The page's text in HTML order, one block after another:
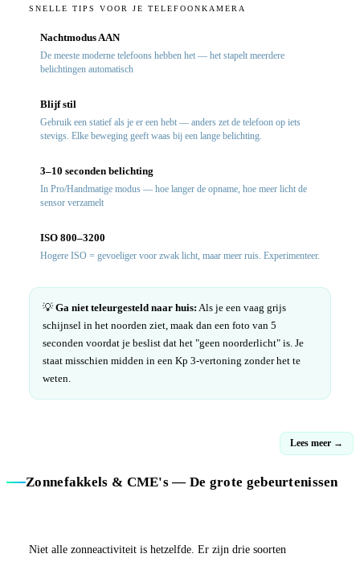
SNELLE TIPS VOOR JE TELEFOONKAMERA
Nachtmodus AAN
De meeste moderne telefoons hebben het — het stapelt meerdere
belichtingen automatisch
Blijf stil
Gebruik een statief als je er een hebt — anders zet de telefoon op iets
stevigs. Elke beweging geeft waas bij een lange belichting.
3–10 seconden belichting
In Pro/Handmatige modus — hoe langer de opname, hoe meer licht de
sensor verzamelt
ISO 800–3200
Hogere ISO = gevoeliger voor zwak licht, maar meer ruis. Experimenteer.
💡 Ga niet teleurgesteld naar huis: Als je een vaag grijs
schijnsel in het noorden ziet, maak dan een foto van 5
seconden voordat je beslist dat het "geen noorderlicht" is. Je
staat misschien midden in een Kp 3-vertoning zonder het te
weten.
Lees meer →
Zonnefakkels & CME's — De grote gebeurtenissen
Niet alle zonneactiviteit is hetzelfde. Er zijn drie soorten